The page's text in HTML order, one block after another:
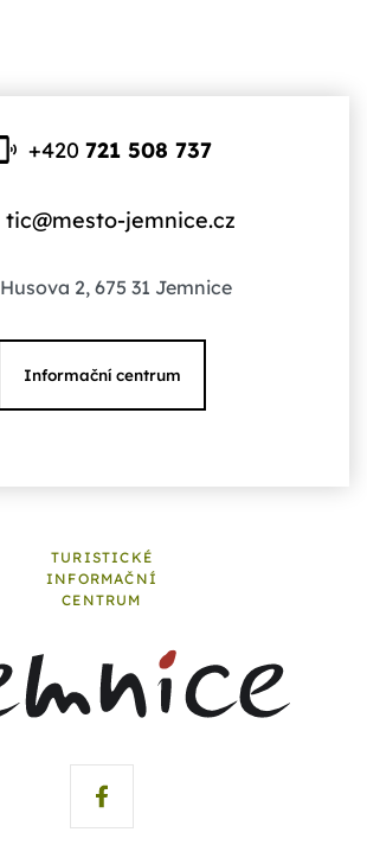
+420721 508 737
tic@mesto-jemnice.cz
Husova 2, 675 31 Jemnice
Informační centrum
TURISTICKÉ
INFORMAČNÍ
CENTRUM